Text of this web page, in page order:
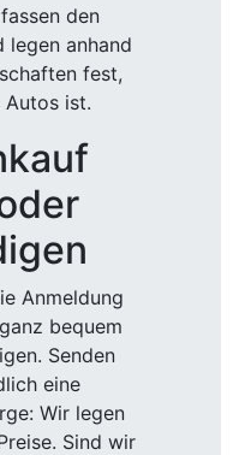
den
legen anhand
fest,
ist.
Anmeldung
bequem
Senden
eine
Wir legen
Sind wir